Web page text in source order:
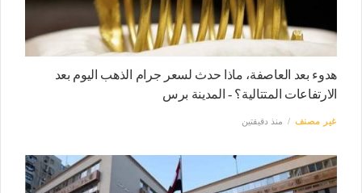
هدوء بعد العاصفة، ماذا حدث لسعر جرام الذهب اليوم بعد
الارتفاعات المتتالية؟ - المدينة برس
غير مصنف منذ دقيقتين